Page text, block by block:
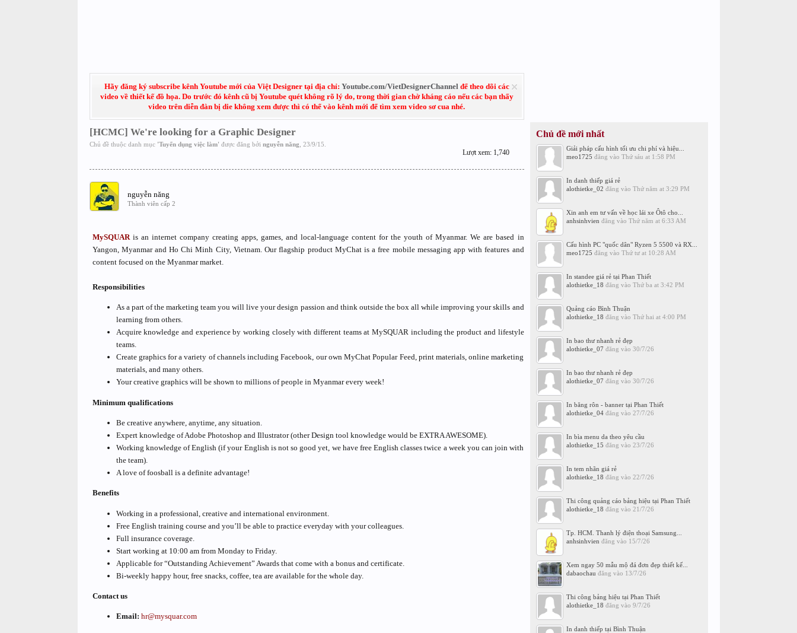
Hãy đăng ký subscribe kênh Youtube mới của Việt Designer tại địa chỉ: Youtube.com/VietDesignerChannelđể theo dõi các
video về thiết kế đồ họa. Do trước đó kênh cũ bị Youtube quét không rõ lý do, trong thời gian chờ kháng cáo nếu các bạn thấy
video trên diễn đàn bị die không xem được thì có thể vào kênh mới để tìm xem video sơ cua nhé.
[HCMC] We're looking for a Graphic Designer
Chủ đề thuộc danh mục 'Tuyển dụng việc làm' được đăng bởi nguyễn năng 23/9/15
Lượt xem: 1,740
nguyễn năng
Thành viên cấp 2
MySQUARis an internet company creating apps, games, and local-language content for the youth of Myanmar. We are based in
Yangon, Myanmar and Ho Chi Minh City, Vietnam. Our flagship product MyChat is a free mobile messaging app with features and
content focused on the Myanmar market.
Responsibilities
As a part of the marketing team you will live your design passion and think outside the box all while improving your skills and
learning from others.
Acquire knowledge and experience by working closely with different teams at MySQUAR including the product and lifestyle
teams.
Create graphics for a variety of channels including Facebook, our own MyChat Popular Feed, print materials, online marketing
materials, and many others.
Your creative graphics will be shown to millions of people in Myanmar every week!
Minimum qualifications
Be creative anywhere, anytime, any situation.
Expert knowledge of Adobe Photoshop and Illustrator (other Design tool knowledge would be EXTRA AWESOME).
Working knowledge of English (if your English is not so good yet, we have free English classes twice a week you can join with
the team).
A love of foosball is a definite advantage!
Benefits
Working in a professional, creative and international environment.
Free English training course and you’ll be able to practice everyday with your colleagues.
Full insurance coverage.
Start working at 10:00 am from Monday to Friday.
Applicable for “Outstanding Achievement” Awards that come with a bonus and certificate.
Bi-weekly happy hour, free snacks, coffee, tea are available for the whole day.
Contact us
Email: hr@mysquar.com
Chủ đề mới nhất
Giải pháp cấu hình tối ưu chi phí và hiệu...
meo1725 đăng vào Thứ sáu at 1:58 PM
In danh thiếp giá rẻ
alothietke_02 đăng vào Thứ năm at 3:29 PM
Xin anh em tư vấn về học lái xe Ôtô cho...
anhsinhvien đăng vào Thứ năm at 6:33 AM
Cấu hình PC "quốc dân" Ryzen 5 5500 và RX...
meo1725 đăng vào Thứ tư at 10:28 AM
In standee giá rẻ tại Phan Thiết
alothietke_18 đăng vào Thứ ba at 3:42 PM
Quảng cáo Bình Thuận
alothietke_18 đăng vào Thứ hai at 4:00 PM
In bao thư nhanh rẻ đẹp
alothietke_07 đăng vào 30/7/26
In bao thư nhanh rẻ đẹp
alothietke_07 đăng vào 30/7/26
In băng rôn - banner tại Phan Thiết
alothietke_04đăng vào 27/7/26
In bìa menu da theo yêu cầu
alothietke_15 đăng vào 23/7/26
In tem nhãn giá rẻ
alothietke_18 đăng vào 22/7/26
Thi công quảng cáo bảng hiệu tại Phan Thiết
alothietke_18 đăng vào 21/7/26
Tp. HCM. Thanh lý điện thoại Samsung...
anhsinhvien đăng vào 15/7/26
Xem ngay 50 mẫu mộ đá đơn đẹp thiết kế...
dabaochau đăng vào 13/7/26
Thi công bảng hiệu tại Phan Thiết
alothietke_18 đăng vào 9/7/26
In danh thiếp tại Bình Thuận